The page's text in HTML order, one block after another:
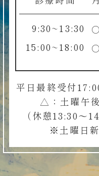
9:30~13:30 ○
15:00~18:00 ○
平日最終受付
△：土曜午
（休憩13:30～
※土曜日